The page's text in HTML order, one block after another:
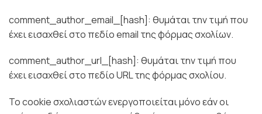
comment_author_email_[hash]: θυμάται την τιμή που
έχει εισαχθεί στο πεδίο email της φόρμας σχολίων.
comment_author_url_[hash]: θυμάται την τιμή που
έχει εισαχθεί στο πεδίο URL της φόρμας σχολίου.
Το cookie σχολιαστών ενεργοποιείται μόνο εάν οι